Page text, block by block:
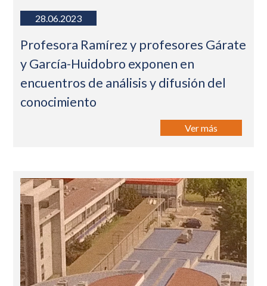
28.06.2023
Profesora Ramírez y profesores Gárate
y García-Huidobro exponen en
encuentros de análisis y difusión del
conocimiento
Ver más